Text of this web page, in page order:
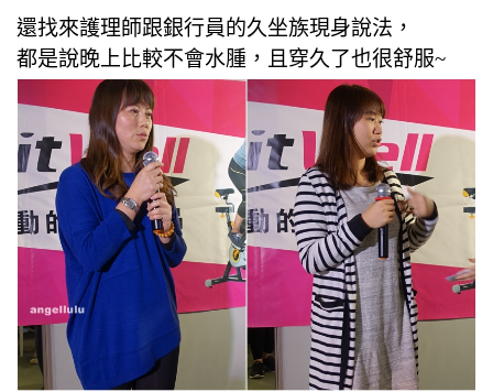
還找來護理師跟銀行員的久坐族現身說法，
都是說晚上比較不會水腫，且穿久了也很舒服~